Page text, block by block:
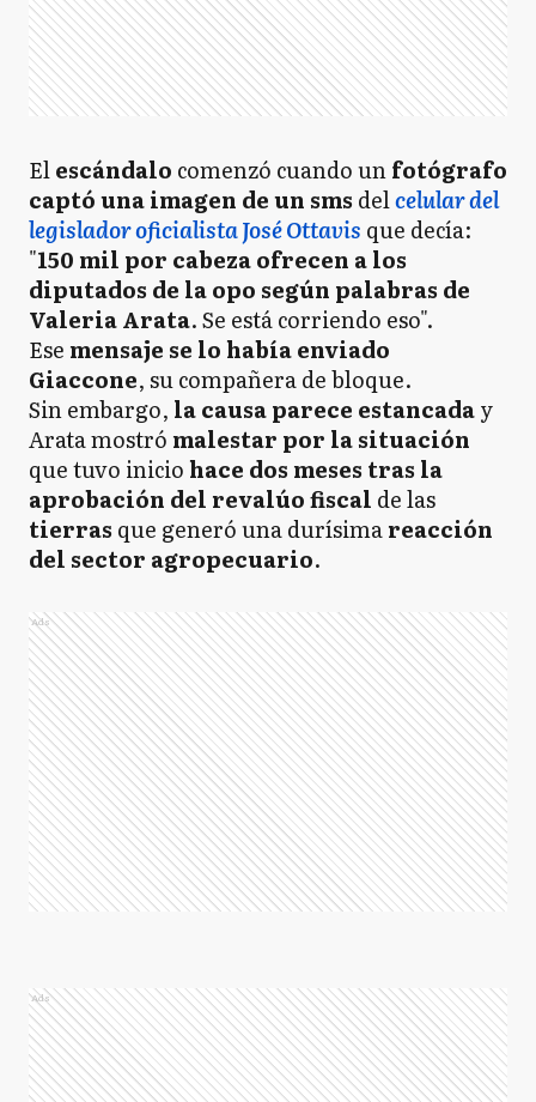
Elescándalo comenzó cuando unfotógrafo
captó una imagen de un sms delcelular del
legislador oficialista José Ottavis que decía:
"150 mil por cabeza ofrecen a los
diputados de la opo según palabras de
Valeria Arata. Se está corriendo eso".
Ese mensaje se lo había enviado
Giaccone, su compañera de bloque.
Sin embargo, la causa parece estancaday
Arata mostró malestar por la situación
que tuvo inicio hace dos meses tras la
aprobación del revalúo fiscal de las
tierras que generó una durísimareacción
del sector agropecuario.
Ads
Ads